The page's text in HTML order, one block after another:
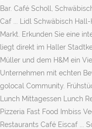
Bar. Café Scholl,
Caf ... Lidl Schwäbisch Hall-
Markt. Erkunden Sie eine
liegt direkt im Haller
Müller und dem H&M ein
Unternehmen mit echten
golocal Community.
Lunch Mittagessen Lunch
Pizzeria Fast Food Imbiss
Restaurants Café Eiscaf ...